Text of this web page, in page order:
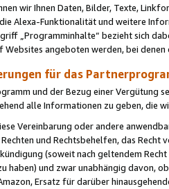
wir Ihnen Daten, Bilder, Texte,
Alexa-Funktionalität und weitere
„Programminhalte“ bezieht sich
angeboten werden, bei
für das
und der Bezug einer Vergütung
alle Informationen zu geben, die
Vereinbarung oder andere
und Rechtsbehelfen, das
(soweit nach geltendem
haben) und zwar unabhängig davon,
Ersatz für darüber